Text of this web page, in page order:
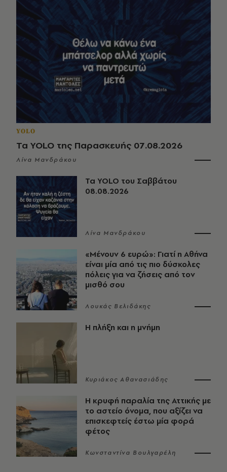
YOLO
Τα YOLO της Παρασκευής 07.08.2026
Λίνα Μανδράκου
Τα YOLO του Σαββάτου
08.08.2026
Λίνα Μανδράκου
«Μένουν 6 ευρώ»: Γιατί η Αθήνα
είναι μία από τις πιο δύσκολες
πόλεις για να ζήσεις από τον
μισθό σου
Λουκάς Βελιδάκης
Η πλήξη και η μνήμη
Κυριάκος Αθανασιάδης
Η κρυφή παραλία της Αττικής με
το αστείο όνομα, που αξίζει να
επισκεφτείς έστω μία φορά
φέτος
Κωνσταντίνα Βουλγαρέλη